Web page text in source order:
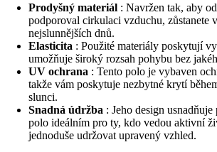
Prodyšný materiál : Navržen tak, aby
podporoval cirkulaci vzduchu, zůstanete
nejslunnějších dnů.
Elasticita : Použité materiály poskytují
umožňuje široký rozsah pohybu bez
UV ochrana : Tento polo je vybaven
takže vám poskytuje nezbytné krytí
slunci.
Snadná údržba : Jeho design
polo ideálním pro ty, kdo vedou aktivní
jednoduše udržovat upravený vzhled.